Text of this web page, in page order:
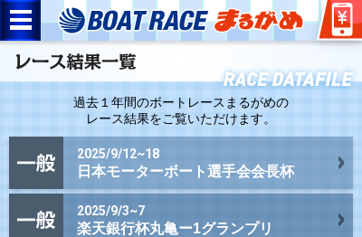
過去１年間のボートレースまるがめの
レース結果をご覧いただけます。
2025/9/12~18
日本モーターボート選手会会長杯
2025/9/3~7
楽天銀行杯丸亀ー1グランプリ